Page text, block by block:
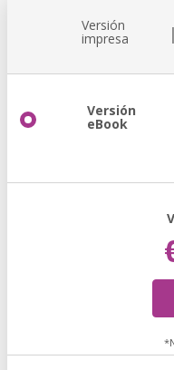
Versión
impresa
Versión
eBook